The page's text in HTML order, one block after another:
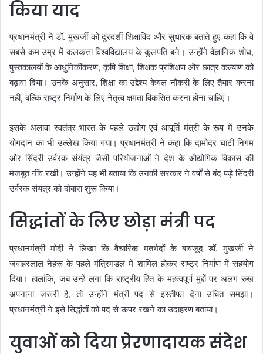
किया याद
प्रधानमंत्री ने डॉ. मुखर्जी को दूरदर्शी शिक्षाविद और सुधारक बताते हुए कहा कि वे
सबसे कम उम्र में कलकत्ता विश्वविद्यालय के कुलपति बने। उन्होंने वैज्ञानिक शोध,
पुस्तकालयों के आधुनिकीकरण, कृषि शिक्षा, शिक्षक प्रशिक्षण और छात्र कल्याण को
बढ़ावा दिया। उनके अनुसार, शिक्षा का उद्देश्य केवल नौकरी के लिए तैयार करना
नहीं, बल्कि राष्ट्र निर्माण के लिए नेतृत्व क्षमता विकसित करना होना चाहिए।
इसके अलावा स्वतंत्र भारत के पहले उद्योग एवं आपूर्ति मंत्री के रूप में उनके
योगदान का भी उल्लेख किया गया। प्रधानमंत्री ने कहा कि दामोदर घाटी निगम
और सिंदरी उर्वरक संयंत्र जैसी परियोजनाओं ने देश के औद्योगिक विकास की
मजबूत नींव रखी। उन्होंने यह भी बताया कि उनकी सरकार ने वर्षों से बंद पड़े सिंदरी
उर्वरक संयंत्र को दोबारा शुरू किया।
सिद्धांतों के लिए छोड़ा मंत्री पद
प्रधानमंत्री मोदी ने लिखा कि वैचारिक मतभेदों के बावजूद डॉ. मुखर्जी ने
जवाहरलाल नेहरू के पहले मंत्रिमंडल में शामिल होकर राष्ट्र निर्माण में सहयोग
दिया। हालांकि, जब उन्हें लगा कि राष्ट्रीय हित के महत्वपूर्ण मुद्दों पर अलग रुख
अपनाना जरूरी है, तो उन्होंने मंत्री पद से इस्तीफा देना उचित समझा।
प्रधानमंत्री ने इसे सिद्धांतों को पद से ऊपर रखने का उदाहरण बताया।
युवाओं को दिया प्रेरणादायक संदेश